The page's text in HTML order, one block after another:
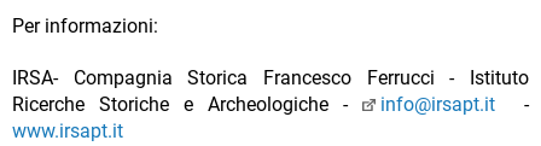
Per informazioni:
IRSA- Compagnia Storica Francesco Ferrucci - Istituto
Ricerche Storiche e Archeologiche -
info@irsapt.it-
www.irsapt.it